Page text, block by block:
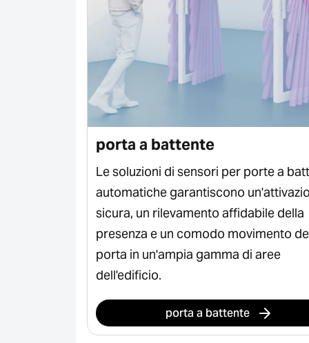
porta a battente
Le soluzioni di sensori per porte a
automatiche garantiscono
sicura, un rilevamento affidabile della
presenza e un comodo movimento
porta in un'ampia gamma di aree
dell'edificio.
porta a battente